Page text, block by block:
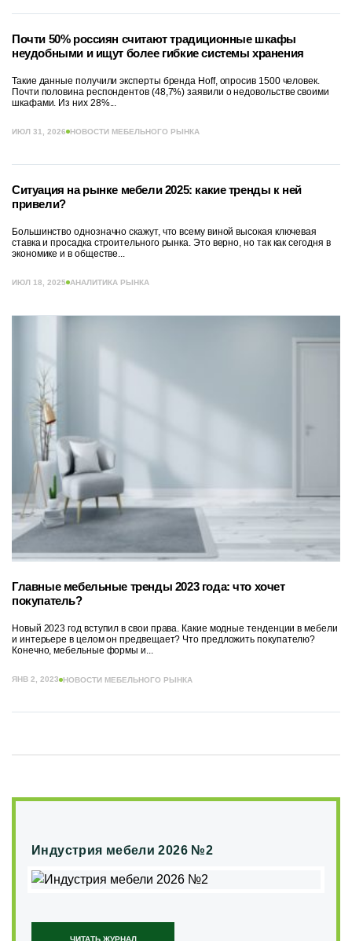
Почти 50% россиян считают традиционные шкафы
неудобными и ищут более гибкие системы хранения
Такие данные получили эксперты бренда Hoff, опросив 1500 человек.
Почти половина респондентов (48,7%) заявили о недовольстве своими
шкафами. Из них 28%...
ИЮЛ 31, 2026 НОВОСТИ МЕБЕЛЬНОГО РЫНКА
Ситуация на рынке мебели 2025: какие тренды к ней
привели?
Большинство однозначно скажут, что всему виной высокая ключевая
ставка и просадка строительного рынка. Это верно, но так как сегодня в
экономике и в обществе...
ИЮЛ 18, 2025 АНАЛИТИКА РЫНКА
Главные мебельные тренды 2023 года: что хочет
покупатель?
Новый 2023 год вступил в свои права. Какие модные тенденции в мебели
и интерьере в целом он предвещает? Что предложить покупателю?
Конечно, мебельные формы и...
ЯНВ 2, 2023 НОВОСТИ МЕБЕЛЬНОГО РЫНКА
Индустрия мебели 2026 №2
ЧИТАТЬ ЖУРНАЛ